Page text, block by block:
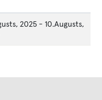
2025 - 10.Augusts,